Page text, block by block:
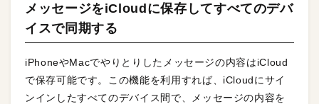
メッセージをiCloudに保存してすべてのデバ
イスで同期する
iPhoneやMacでやりとりしたメッセージの内容はiCloud
で保存可能です。この機能を利用すれば、iCloudにサイ
ンインしたすべてのデバイス間で、メッセージの内容を